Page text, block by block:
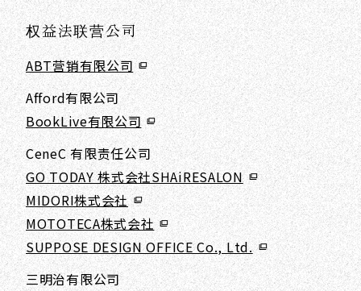
权益法联营公司
ABT营销有限公司
Afford有限公司
BookLive有限公司
CeneC 有限责任公司
GO TODAY 株式会社SHAiRESALON
MIDORI株式会社
MOTOTECA株式会社
SUPPOSE DESIGN OFFICE Co., Ltd.
三明治有限公司